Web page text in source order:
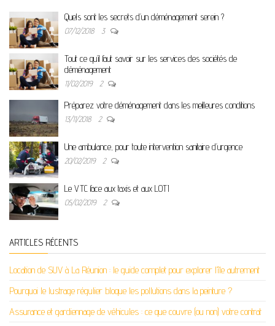
Quels sont les secrets d’un déménagement serein ?
07/12/2018 3
Tout ce qu’il faut savoir sur les services des sociétés de
déménagement
11/02/2019 2
Préparez votre déménagement dans les meilleures conditions
13/11/2018 2
Une ambulance, pour toute intervention sanitaire d’urgence
20/02/2019 2
Le VTC face aux taxis et aux LOTI
05/02/2019 2
ARTICLES RÉCENTS
Location de SUV à La Réunion : le guide complet pour explorer l’île autrement
Pourquoi le lustrage régulier bloque les pollutions dans la peinture ?
Assurance et gardiennage de véhicules : ce que couvre (ou non) votre contrat